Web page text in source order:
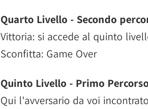
Quarto Livello - Secondo
Vittoria: si accede al quinto
Sconfitta: Game Over
Quinto Livello - Primo
Qui l'avversario da voi